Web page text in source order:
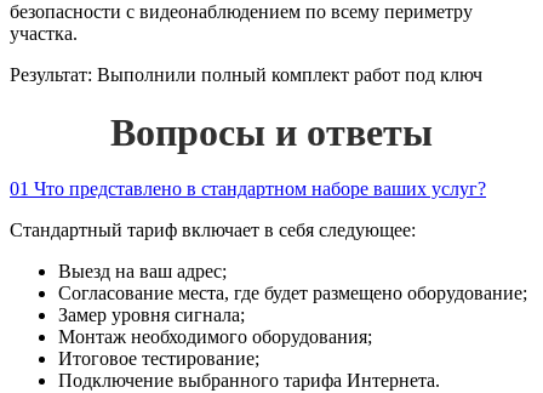
безопасности с видеонаблюдением по всему периметру
участка.
Результат: Выполнили полный комплект работ под ключ
Вопросы и ответы
01 Что представлено в стандартном наборе ваших услуг?
Стандартный тариф включает в себя следующее:
Выезд на ваш адрес;
Согласование места, где будет размещено оборудование;
Замер уровня сигнала;
Монтаж необходимого оборудования;
Итоговое тестирование;
Подключение выбранного тарифа Интернета.